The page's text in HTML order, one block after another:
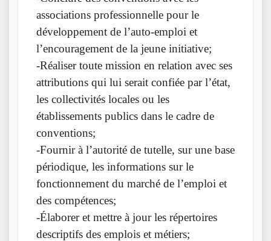
associations professionnelle pour le
développement de l’auto-emploi et
l’encouragement de la jeune initiative;
-Réaliser toute mission en relation avec ses
attributions qui lui serait confiée par l’état,
les collectivités locales ou les
établissements publics dans le cadre de
conventions;
-Fournir à l’autorité de tutelle, sur une base
périodique, les informations sur le
fonctionnement du marché de l’emploi et
des compétences;
-Élaborer et mettre à jour les répertoires
descriptifs des emplois et métiers;